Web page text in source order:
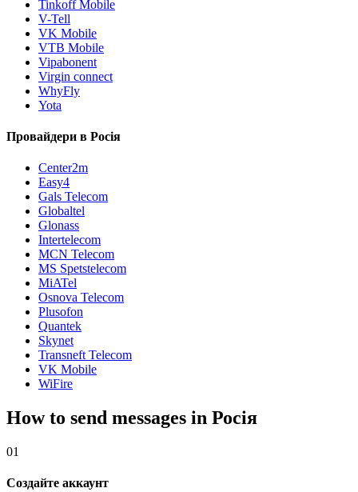
Tinkoff Mobile
V-Tell
VK Mobile
VTB Mobile
Vipabonent
Virgin connect
WhyFly
Yota
Провайдери в Росія
Center2m
Easy4
Gals Telecom
Globaltel
Glonass
Intertelecom
MCN Telecom
MS Spetstelecom
MiATel
Osnova Telecom
Plusofon
Quantek
Skynet
Transneft Telecom
VK Mobile
WiFire
How to send messages in Росія
01
Создайте аккаунт